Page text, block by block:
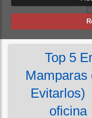
Top 5
Mamparas
Evitarlos)
oficina